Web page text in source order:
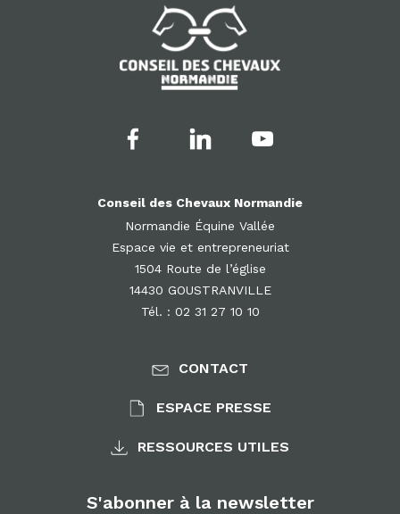
Conseil des Chevaux Normandie
Normandie Équine Vallée
Espace vie et entrepreneuriat
1504 Route de l’église
14430 GOUSTRANVILLE
Tél. : 02 31 27 10 10
CONTACT
ESPACE PRESSE
RESSOURCES UTILES
S'abonner à la newsletter